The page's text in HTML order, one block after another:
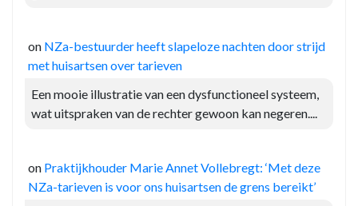
on NZa-bestuurder heeft slapeloze nachten door strijd
met huisartsen over tarieven
Een mooie illustratie van een dysfunctioneel systeem,
wat uitspraken van de rechter gewoon kan negeren....
on Praktijkhouder Marie Annet Vollebregt: ‘Met deze
NZa-tarieven is voor ons huisartsen de grens bereikt’